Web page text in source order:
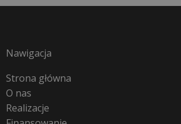
Nawigacja
Strona główna
O nas
Realizacje